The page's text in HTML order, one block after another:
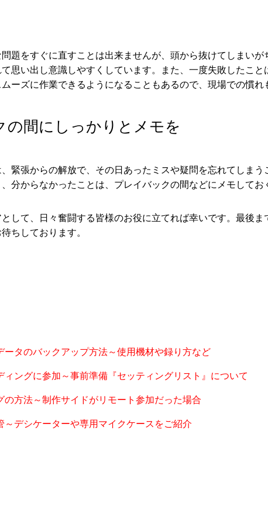
題をすぐに直すことは出来ませんが、頭から抜けてしまい
思い出し意識しやすくしています。また、一度失敗したこ
ーズに作業できるようになることもあるので、現場での慣れ
の間にしっかりとメモを
緊張からの解放で、その日あったミスや疑問を忘れてしま
分からなかったことは、プレイバックの間などにメモしてお
して、日々奮闘する皆様のお役に立てれば幸いです。最後
待ちしております。
ータのバックアップ方法～使用機材や録り方など
ィングに参加～事前準備『セッティングリスト』について
の方法～制作サイドがリモート参加だった場合
～デシケーターや専用マイクケースをご紹介